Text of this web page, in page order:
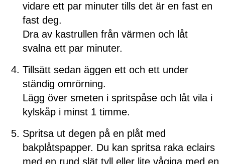
vidare ett par minuter tills det är en fast en
fast deg.
Dra av kastrullen från värmen och låt
svalna ett par minuter.
Tillsätt sedan äggen ett och ett under
ständig omrörning.
Lägg över smeten i spritspåse och låt vila i
kylskåp i minst 1 timme.
Spritsa ut degen på en plåt med
bakplåtspapper. Du kan spritsa raka eclairs
med en rund slät tyll eller lite vågiga med en